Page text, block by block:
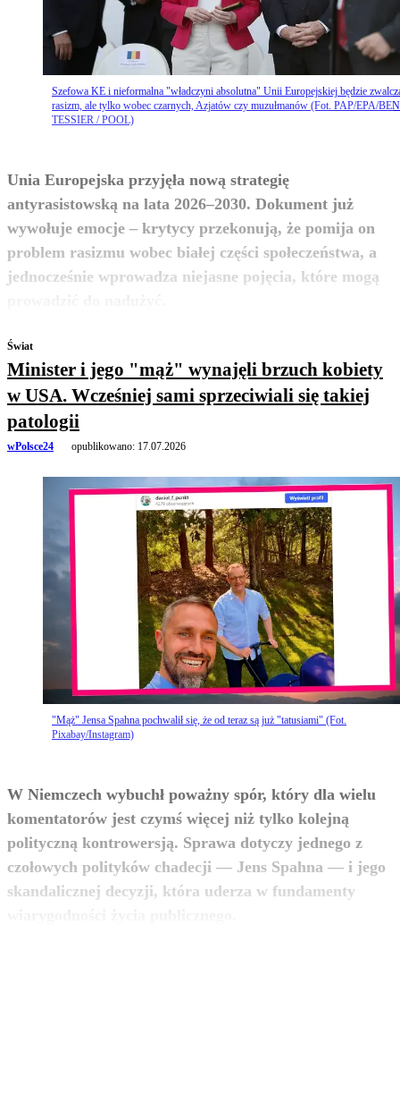
Szefowa KE i nieformalna "władczyni absolutna" Unii Europejskiej będzie
rasizm, ale tylko wobec czarnych, Azjatów czy muzułmanów (Fot. PAP/EPA/
TESSIER / POOL)
Unia Europejska przyjęła nową strategię
antyrasistowską na lata 2026–2030. Dokument już
wywołuje emocje – krytycy przekonują, że pomija on
problem rasizmu wobec białej części społeczeństwa, a
jednocześnie wprowadza niejasne pojęcia, które mogą
zobacz więcej
Świat
Minister i jego "mąż" wynajęli brzuch kobiety
w USA. Wcześniej sami sprzeciwiali się takiej
patologii
wPolsce24 opublikowano: 17.07.2026
"Mąż" Jensa Spahna pochwalił się, że od teraz są już "tatusiami" (Fot.
Pixabay/Instagram)
W Niemczech wybuchł poważny spór, który dla wielu
komentatorów jest czymś więcej niż tylko kolejną
polityczną kontrowersją. Sprawa dotyczy jednego z
czołowych polityków chadecji — Jens Spahna — i jego
skandalicznej decyzji, która uderza w fundamenty
zobacz więcej